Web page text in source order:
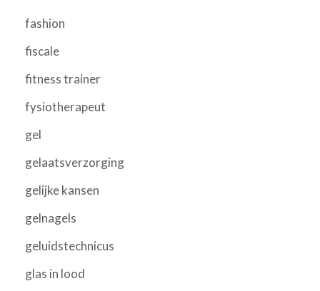
fashion
fiscale
fitness trainer
fysiotherapeut
gel
gelaatsverzorging
gelijke kansen
gelnagels
geluidstechnicus
glas in lood